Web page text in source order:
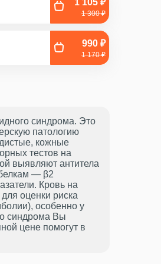
1 300 ₽
990 ₽
1 170 ₽
синдрома. Это
патологию
кожные
тестов на
выявляют антитела
— β2
Кровь на
оценки риска
особенно у
синдрома Вы
цене помогут в